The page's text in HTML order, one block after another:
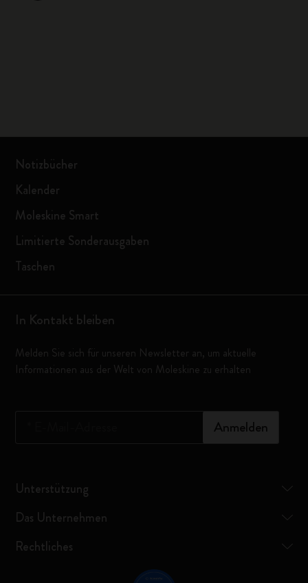
Notizbücher
Kalender
Moleskine Smart
Limitierte Sonderausgaben
Taschen
In Kontakt bleiben
Melden Sie sich für unseren Newsletter an, um aktuelle
Informationen aus der Welt von Moleskine zu erhalten
Anmelden
Unterstützung
Das Unternehmen
Rechtliches